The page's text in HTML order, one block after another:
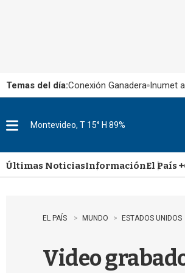
Temas del día:Conexión Ganadera Inumet
u
Montevideo, T 15° H 89%
Últimas NoticiasInformaciónEl País +
EL PAÍS MUNDO ESTADOS UNIDOS
Video